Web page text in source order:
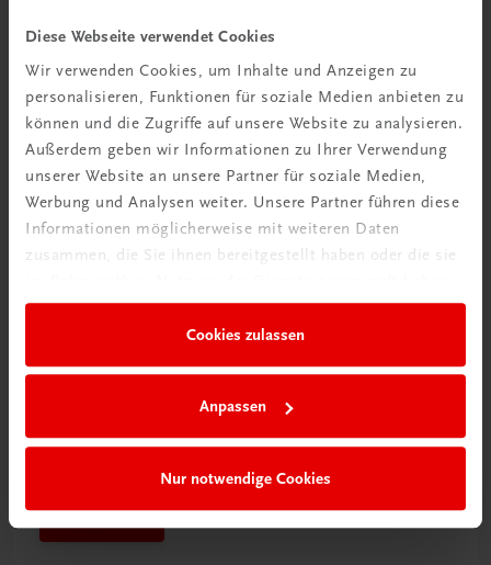
Diese Webseite verwendet Cookies
Wir verwenden Cookies, um Inhalte und Anzeigen zu
personalisieren, Funktionen für soziale Medien anbieten zu
können und die Zugriffe auf unsere Website zu analysieren.
Außerdem geben wir Informationen zu Ihrer Verwendung
unserer Website an unsere Partner für soziale Medien,
Werbung und Analysen weiter. Unsere Partner führen diese
Informationen möglicherweise mit weiteren Daten
zusammen, die Sie ihnen bereitgestellt haben oder die sie
Cookies zulassen
Anpassen
Nur notwendige Cookies
Tipps & Tricks
Mehr dazu
Das „Digitale
Klassenzimmer“